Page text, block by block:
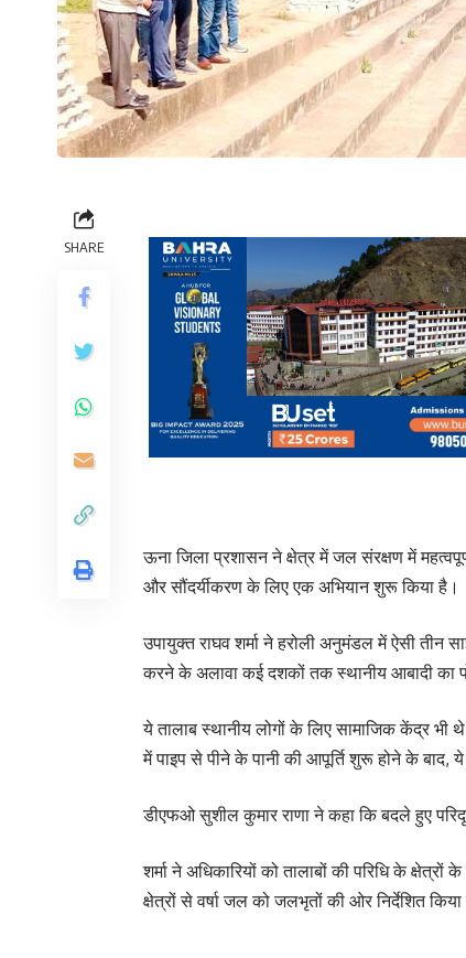
SHARE
ऊना जिला प्रशासन ने क्षेत्र में जल संरक्षण में
और सौंदर्यीकरण के लिए एक अभियान शुरू किया है।
उपायुक्त राघव शर्मा ने हरोली अनुमंडल में ऐसी तीन
करने के अलावा कई दशकों तक स्थानीय आबादी का
ये तालाब स्थानीय लोगों के लिए सामाजिक केंद्र
में पाइप से पीने के पानी की आपूर्ति शुरू होने के बाद,
डीएफओ सुशील कुमार राणा ने कहा कि बदले हुए
शर्मा ने अधिकारियों को तालाबों की परिधि के
क्षेत्रों से वर्षा जल को जलभृतों की ओर निर्देशित